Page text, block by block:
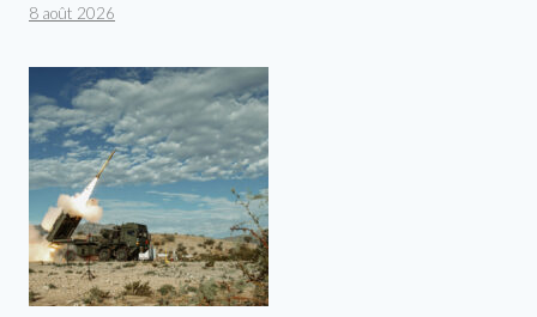
8 août 2026